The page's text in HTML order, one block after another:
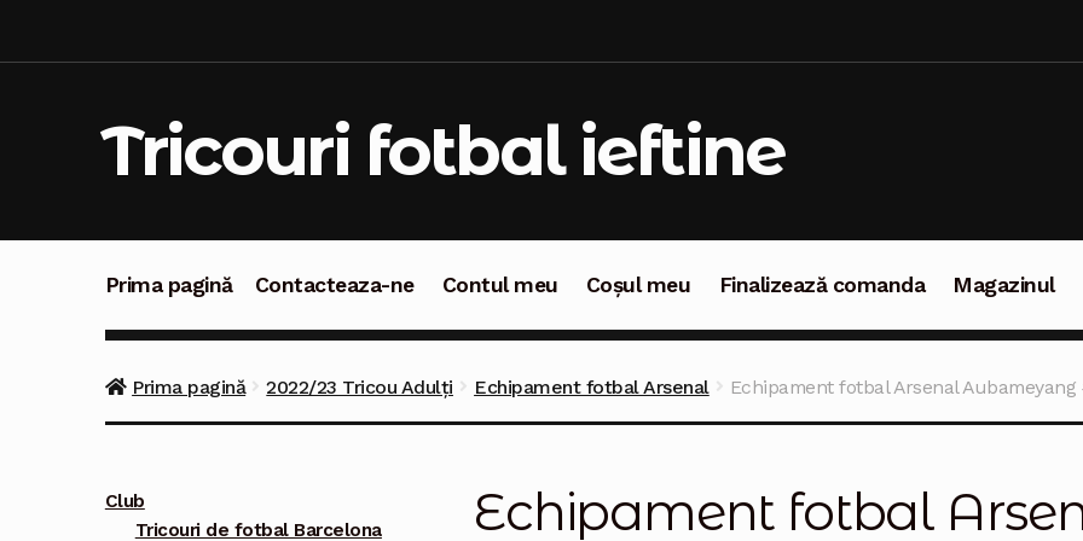
Tricouri fotbal ieftine
Prima pagină Contacteaza-ne Contul meu Coșul meu Finalizează comanda Magazinul
Prima pagină 2022/23 Tricou Adulți Echipament fotbal Arsenal Echipament fotbal Arsenal
Echipament fotbal
Club
Tricouri de fotbal Barcelona